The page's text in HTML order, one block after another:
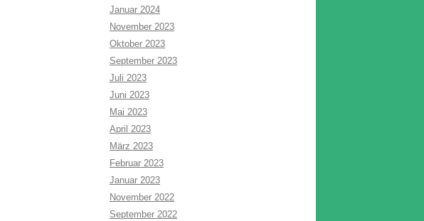
Januar 2024
November 2023
Oktober 2023
September 2023
Juli 2023
Juni 2023
Mai 2023
April 2023
März 2023
Februar 2023
Januar 2023
November 2022
September 2022